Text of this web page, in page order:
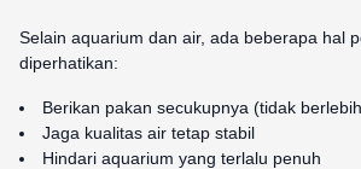
Selain aquarium dan air, ada beberapa hal
diperhatikan:
Berikan pakan secukupnya (tidak
Jaga kualitas air tetap stabil
Hindari aquarium yang terlalu penuh